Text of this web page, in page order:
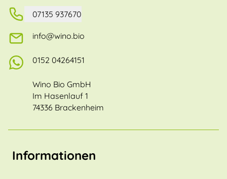
07135 937670
info@wino.bio
0152 04264151
Wino Bio GmbH
Im Hasenlauf 1
74336 Brackenheim
Informationen